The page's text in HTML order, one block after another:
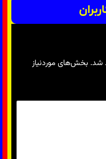
شد. بخش‌های موردنیاز